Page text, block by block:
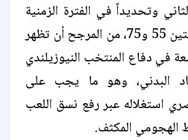
وتحديداً في الفترة الزمنية
ما بين الدقيقتين 55 و75، من المرجح أن تظهر
في دفاع المنتخب النيوزيلندي
البدني، وهو ما يجب على
استغلاله عبر رفع نسق اللعب
الهجومي المكثف.